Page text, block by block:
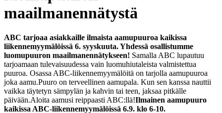
maailmanennätystä
ABC tarjoaa asiakkaille ilmaista aamupuuroa kaikissa
liikennemyymälöissä 6. syyskuuta. Yhdessä osallistumme
luomupuuron maailmanennätykseen! Samalla ABC lupautuu
tarjoamaan tulevaisuudessa vain luomuhiutaleista valmistettua
puuroa. Osassa ABC-liikennemyymälöitä on tarjolla aamupuuroa
joka aamu.Puuro on terveellinen aamupala. Kun sen kanssa nauttii
vaikka täytetyn sämpylän ja kahvin tai teen, jaksaa pitkälle
päivään.Aloita aamusi reippaasti ABC:llä!Ilmainen aamupuuro
kaikissa ABC-liikennemyymälöissä 6.9. klo 6-10.